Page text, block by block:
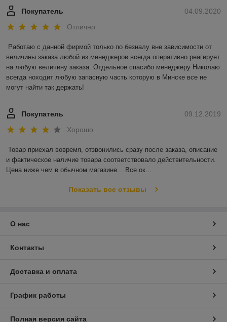
04.09.2020
Покупатель
Отлично
Работаю с данной фирмой только по безналу вне зависимости от
величины заказа любой из менеджеров всегда оперативно реагирует
на любую величину заказа. Отдельное спасибо менеджеру Николаю
всегда ноходит любую запасную часть которую в Минске все не
могут найти так держать!
09.12.2019
Покупатель
Хорошо
Товар приехал вовремя, отзвонились сразу после заказа, описание
и фактическое наличие товара соответствовало действительности.
Цена ниже чем в обычном магазине... Все ок...
Показать все отзывы
О нас
Контакты
Доставка и оплата
График работы
Полная версия сайта